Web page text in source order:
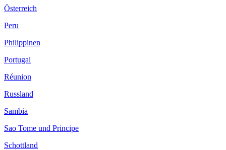
Österreich
Peru
Philippinen
Portugal
Réunion
Russland
Sambia
Sao Tome und Principe
Schottland